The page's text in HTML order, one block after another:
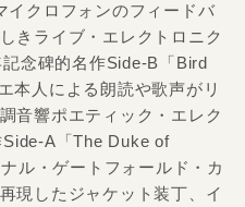
イクロフォンのフィードバ
きライブ・エレクトロニク
念碑的名作Side-B「Bird
本人による朗読や歌声がリ
音響ポエティック・エレク
Side-A「The Duke of
ル・ゲートフォールド・カ
現したジャケット装丁、イ